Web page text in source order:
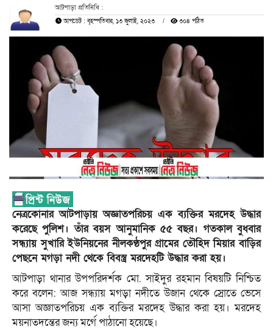
আটপাড়া প্রতিনিধি :
আপডেট : বৃহস্পতিবার, ১৩ জুলাই, ২০২৩ ৩০৪ পঠিত
নেত্রকোনার আটপাড়ায় অজ্ঞাতপরিচয় এক ব্যক্তির মরদেহ উদ্ধার
করেছে পুলিশ। তাঁর বয়স আনুমানিক ৫৫ বছর। গতকাল বুধবার
সন্ধ্যায় সুখারি ইউনিয়নের নীলকণ্ঠপুর গ্রামের তৌহিদ মিয়ার বাড়ির
পেছনে মগড়া নদী থেকে বিবস্ত্র মরদেহটি উদ্ধার করা হয়।
আটপাড়া থানার উপপরিদর্শক মো. সাইদুর রহমান বিষয়টি নিশ্চিত
করে বলেন: আজ সন্ধ্যায় মগড়া নদীতে উজান থেকে স্রোতে ভেসে
আসা অজ্ঞাতপরিচয় এক ব্যক্তির মরদেহ উদ্ধার করা হয়। মরদেহ
ময়নাতদন্তের জন্য মর্গে পাঠানো হয়েছে।